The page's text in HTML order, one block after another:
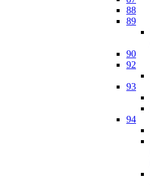
88
89
90
92
93
94